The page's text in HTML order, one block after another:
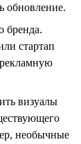
обновление.
бренда.
стартап
визуалы
необычные